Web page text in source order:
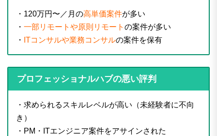
・120万円〜／月の高単価案件が多い
・ 一部リモートや原則リモート の案件が多い
・ ITコンサルや業務コンサルの案件を保有
プロフェッショナルハブの悪い評判
・求められるスキルレベルが高い（未経験者に不向
き）
・PM・ITエンジニア案件をアサインされた